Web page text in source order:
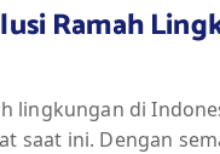
Ramah
lingkungan di
saat ini. Dengan